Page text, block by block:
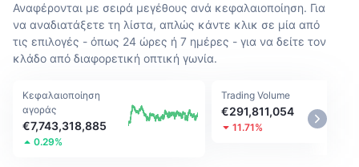
Ιστορικά Στιγμιότυπα
Ξεκλειδώματα token
Αποδόσεις
Στοιχεία ενεργητικού πραγματικού κόσμου
Αγορά Spot
Αριθμός κρυπτονομισμάτων
Μπιτκόιν Θησαυροφυλάκια
BNB Θησαυροφυλάκια
Δημοφιλείς τάσεις
Νέο
Κερδισμένοι
Εξερευνητής meme
Συγκεντρωτικά ανταλλακτήρια
Spot
Παράγωγα
Αποκεντρωμένα ανταλλακτήρια
Κοινότητα
Ροές
Θέματα
Ζωντανά
API
API
API Κρυπτονομισμάτων
Προϊόντα
Προϊόντα
Αναφέρονται με σειρά μεγέθους ανά κεφαλαιοποίηση. Για
να αναδιατάξετε τη λίστα, απλώς κάντε κλικ σε μία από
τις επιλογές - όπως 24 ώρες ή 7 ημέρες - για να δείτε τον
κλάδο από διαφορετική οπτική γωνία.
Κεφαλαιοποίηση
αγοράς
€7,743,318,885
0.29%
Trading Volume
€291,811,054
11.71%